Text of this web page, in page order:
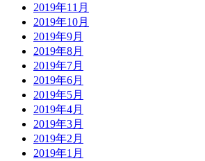
2019年11月
2019年10月
2019年9月
2019年8月
2019年7月
2019年6月
2019年5月
2019年4月
2019年3月
2019年2月
2019年1月